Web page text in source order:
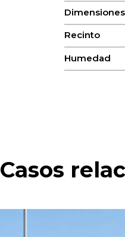
Recinto
Humedad
Peso
Casos